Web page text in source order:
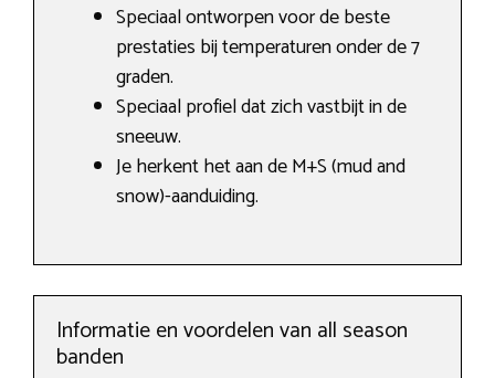
Speciaal ontworpen voor de beste
prestaties bij temperaturen onder de 7
graden.
Speciaal profiel dat zich vastbijt in de
sneeuw.
Je herkent het aan de M+S (mud and
snow)-aanduiding.
Informatie en voordelen van all season
banden